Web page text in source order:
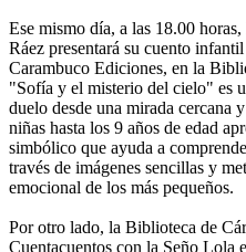
Ese mismo día, a las 18.00
Ráez presentará su cuento
Carambuco Ediciones, en la
"Sofía y el misterio del cielo" es
duelo desde una mirada cercana
niñas hasta los 9 años de edad
simbólico que ayuda a
través de imágenes sencillas y
emocional de los más pequeños.
Por otro lado, la Biblioteca de
Cuentacuentos con la Seño Lola